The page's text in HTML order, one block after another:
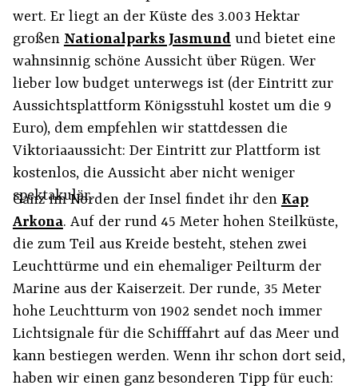
wert. Er liegt an der Küste des 3.003 Hektar
großen Nationalparks Jasmundund bietet eine
wahnsinnig schöne Aussicht über Rügen. Wer
lieber low budget unterwegs ist (der Eintritt zur
Aussichtsplattform Königsstuhl kostet um die 9
Euro), dem empfehlen wir stattdessen die
Viktoriaaussicht: Der Eintritt zur Plattform ist
kostenlos, die Aussicht aber nicht weniger
spektakulär.
Ganz im Norden der Insel findet ihr den Kap
Arkona. Auf der rund 45 Meter hohen Steilküste,
die zum Teil aus Kreide besteht, stehen zwei
Leuchttürme und ein ehemaliger Peilturm der
Marine aus der Kaiserzeit. Der runde, 35 Meter
hohe Leuchtturm von 1902 sendet noch immer
Lichtsignale für die Schifffahrt auf das Meer und
kann bestiegen werden. Wenn ihr schon dort seid,
haben wir einen ganz besonderen Tipp für euch: